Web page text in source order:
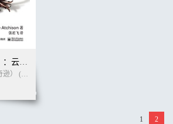
可伸缩架构（第2版）：云环境下的高可用与风险管理
(美)Lee Atchison（李 艾奇逊） (作者)
1 2